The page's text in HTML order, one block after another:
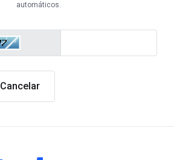
automáticos.
Cancelar